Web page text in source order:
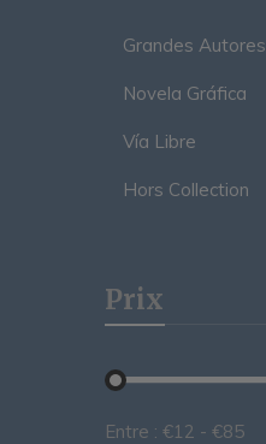
Grandes Autores
Novela Gráfica
Vía Libre
Hors Collection
Prix
Entre : €12 - €85